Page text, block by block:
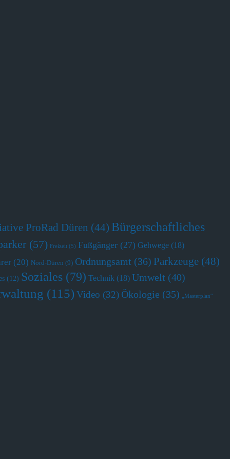
ProRad Düren (44) Bürgerschaftliches
(57) Freizeit (5) Fußgänger (27) Gehwege (18)
(20) Nord-Düren (9) Ordnungsamt (36) Parkzeuge (48)
(12) Soziales (79) Technik (18) Umwelt (40)
(115) Video (32) Ökologie (35) „Masterplan“